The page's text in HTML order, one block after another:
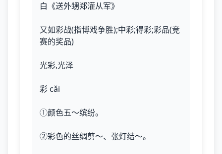
白《送外甥郑灌从军》
又如彩战(指博戏争胜);中彩;得彩;彩品(竞
赛的奖品)
光彩,光泽
彩 cǎi
①颜色五～缤纷。
②彩色的丝绸剪～、张灯结～。